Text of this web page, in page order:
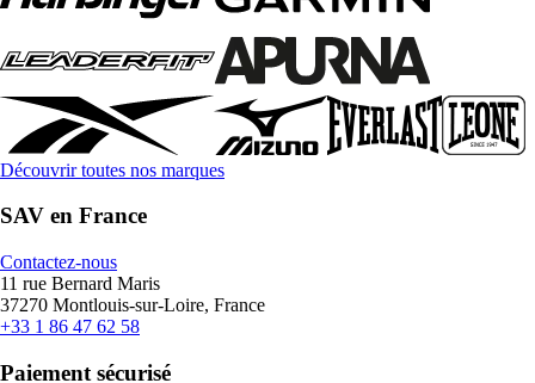
Découvrir toutes nos marques
SAV en France
Contactez-nous
11 rue Bernard Maris
37270 Montlouis-sur-Loire, France
+33 1 86 47 62 58
Paiement sécurisé